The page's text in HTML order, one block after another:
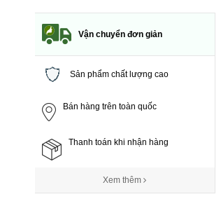
Vận chuyển đơn giản
Sản phẩm chất lượng cao
Bán hàng trên toàn quốc
Thanh toán khi nhận hàng
Xem thêm